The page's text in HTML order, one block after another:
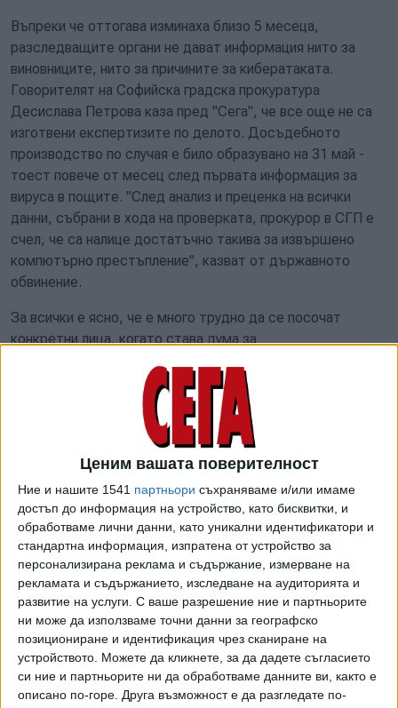
Ценим вашата поверителност
Ние и нашите 1541 партньори съхраняваме и/или имаме
достъп до информация на устройство, като бисквитки, и
обработваме лични данни, като уникални идентификатори и
стандартна информация, изпратена от устройство за
персонализирана реклама и съдържание, измерване на
рекламата и съдържанието, изследване на аудиторията и
развитие на услуги. С ваше разрешение ние и партньорите
ни може да използваме точни данни за географско
позициониране и идентификация чрез сканиране на
устройството. Можете да кликнете, за да дадете съгласието
си ние и партньорите ни да обработваме данните ви, както е
описано по-горе. Друга възможност е да разгледате по-
Въпреки че оттогава изминаха близо 5 месеца,
разследващите органи не дават информация нито за
виновниците, нито за причините за кибератаката.
Говорителят на Софийска градска прокуратура
Десислава Петрова каза пред "Сега", че все още не са
изготвени експертизите по делото. Досъдебното
производство по случая е било образувано на 31 май -
тоест повече от месец след първата информация за
вируса в пощите. "След анализ и преценка на всички
данни, събрани в хода на проверката, прокурор в СГП е
счел, че са налице достатъчно такива за извършено
компютърно престъпление", казват от държавното
обвинение.
За всички е ясно, че е много трудно да се посочат
конкретни лица, когато става дума за
маловажен. Затова разследващите за толкова време
трябваше поне да дадат отговор дали хакерите са
преследвали частни интереси, или става дума за
планирана операция, която цели дестабилизиране на
държавата по политически причини. В последния случай
говорим за висок риск за националната сигурност и
действията по разследването трябва да са
експедитивни.
Още повече че има основания да предполагаме, че
"Български пощи" са ударени отвън. Съветник по IT
въпроси на бившия вицепремиер по ефективното
управление Калина Константинова коментира пред
журналисти, че зловредният код е пуснат от чужбина и
носи почерка на руските служби, защото е кодиран така,
че да не може да работи в Русия или държави от бившия